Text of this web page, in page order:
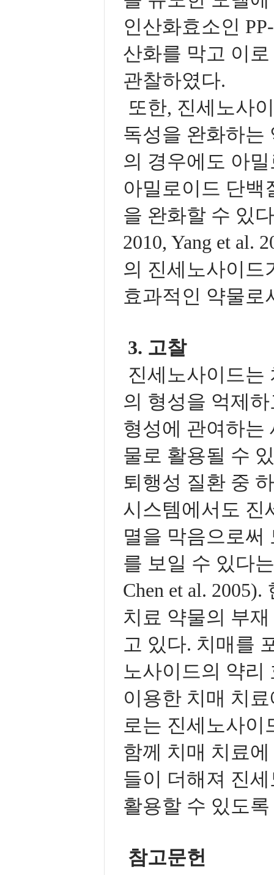
인산화효소인
산화를 막고 이
관찰하였다.
또한, 진세노사
독성을 완화하는
의 경우에도 아
아밀로이드 단백
을 완화할 수 있
2010, Yang et al.
의 진세노사이드
효과적인 약물로
3. 고찰
진세노사이드는
의 형성을 억제
형성에 관여하는
물로 활용될 수
퇴행성 질환 중
시스템에서도 진
멸을 막음으로써
를 보일 수 있다
Chen et al.
치료 약물의 부
고 있다. 치매를
노사이드의 약
이용한 치매 치
로는 진세노사이
함께 치매 치료
들이 더해져 진
활용할 수 있도
참고문헌